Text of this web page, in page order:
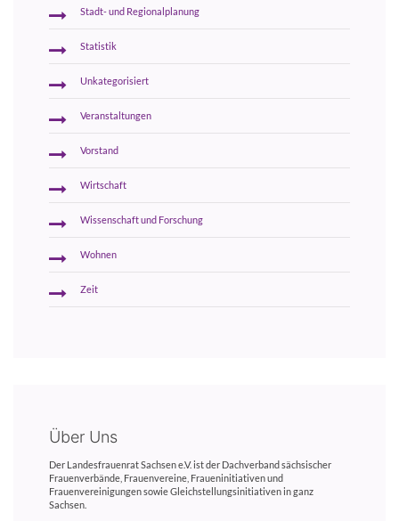
Stadt- und Regionalplanung
Statistik
Unkategorisiert
Veranstaltungen
Vorstand
Wirtschaft
Wissenschaft und Forschung
Wohnen
Zeit
Über Uns
Der Landesfrauenrat Sachsen e.V. ist der Dachverband sächsischer
Frauenverbände, Frauenvereine, Fraueninitiativen und
Frauenvereinigungen sowie Gleichstellungsinitiativen in ganz
Sachsen.